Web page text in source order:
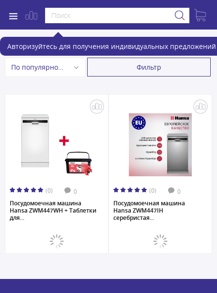
Авторизуйтесь для получения индивидуальных предложений
Посудомоечные машины
По популярности Фильтр
(0) 0
Посудомоечная машина
Hansa ZWM447WH + Таблетки
для...
(0) 0
Посудомоечная машина
Hansa ZWM447IH
серебристая...